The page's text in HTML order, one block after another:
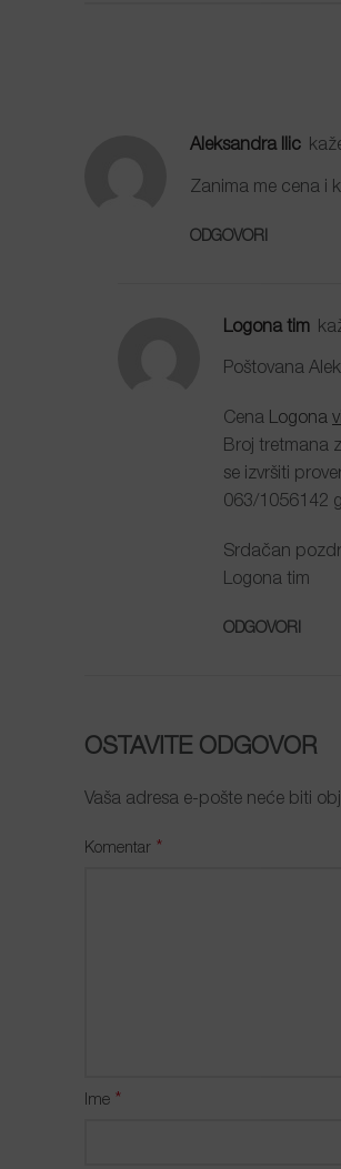
Aleksandra Ilic
Zanima me cena i
ODGOVORI
Logona tim
Poštovana
Cena Logona
Broj tretmana
se izvršiti
063/1056142
Srdačan
Logona tim
ODGOVORI
OSTAVITE ODGOVOR
Vaša adresa e-pošte neće biti
Komentar *
Ime *